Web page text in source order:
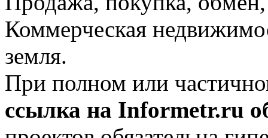
Коммерческая
земля.
При полном или
ссылка на Informetr.ru